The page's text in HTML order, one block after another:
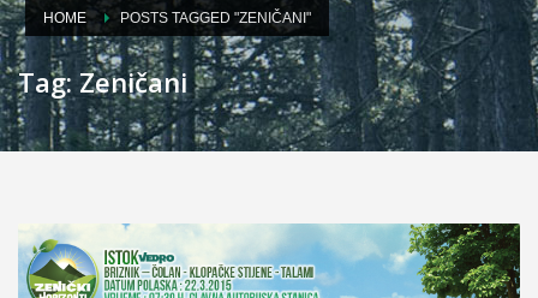
HOME POSTS TAGGED "ZENIČANI"
Tag: Zeničani